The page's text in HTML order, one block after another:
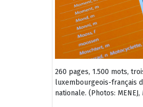
260 pages, 1.500 mots,
luxembourgeois-français
nationale. (Photos: